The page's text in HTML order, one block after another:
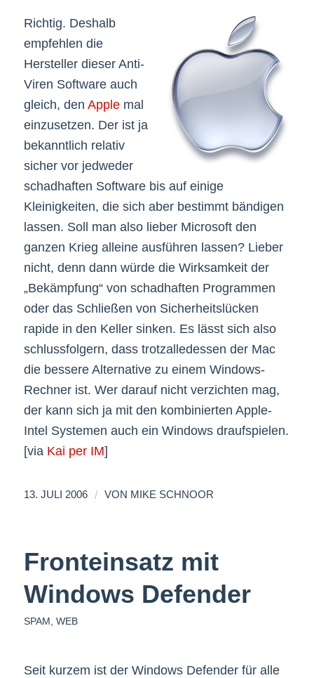
Richtig. Deshalb
empfehlen die
Hersteller dieser Anti-
Viren Software auch
gleich, den Applemal
einzusetzen. Der ist ja
bekanntlich relativ
sicher vor jedweder
schadhaften Software bis auf einige
Kleinigkeiten, die sich aber bestimmt bändigen
lassen. Soll man also lieber Microsoft den
ganzen Krieg alleine ausführen lassen? Lieber
nicht, denn dann würde die Wirksamkeit der
„Bekämpfung“ von schadhaften Programmen
oder das Schließen von Sicherheitslücken
rapide in den Keller sinken. Es lässt sich also
schlussfolgern, dass trotzalledessen der Mac
die bessere Alternative zu einem Windows-
Rechner ist. Wer darauf nicht verzichten mag,
der kann sich ja mit den kombinierten Apple-
Intel Systemen auch ein Windows draufspielen.
[via Kai per IM]
13. JULI 2006 / VON MIKE SCHNOOR
Fronteinsatz mit
Windows Defender
SPAM, WEB
Seit kurzem ist der Windows Defender für alle